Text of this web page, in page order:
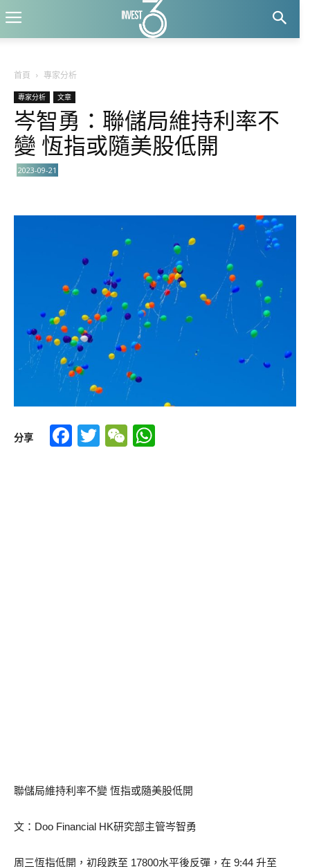
首頁 專家分析
專家分析 文章
岑智勇：聯儲局維持利率不
變 恆指或隨美股低開
2023-09-21
分享 Facebook
TwitterWeChat
聯儲局維持利率不變 恆指或隨美股低開
文：Doo Financial HK研究部主管岑智勇
周三恆指低開，初段跌至 17800水平後反彈，在 9:44 升至